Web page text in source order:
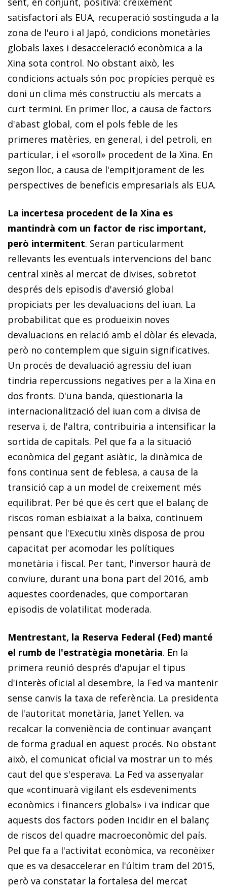
satisfactori als EUA, recuperació sostinguda a la
zona de l'euro i al Japó, condicions monetàries
globals laxes i desacceleració econòmica a la
Xina sota control. No obstant això, les
condicions actuals són poc propícies perquè es
doni un clima més constructiu als mercats a
curt termini. En primer lloc, a causa de factors
d'abast global, com el pols feble de les
primeres matèries, en general, i del petroli, en
particular, i el «soroll» procedent de la Xina. En
se­­gon lloc, a causa de l'empitjorament de les
perspectives de beneficis empresarials als EUA.
La incertesa procedent de la Xina es
mantindrà com un factor de risc important,
però intermitent. Seran particularment
rellevants les eventuals intervencions del banc
central xinès al mercat de divises, sobretot
després dels episodis d'aversió global
propiciats per les devaluacions del iuan. La
probabilitat que es produeixin noves
devaluacions en relació amb el dòlar és elevada,
però no contemplem que siguin significatives.
Un procés de devaluació agressiu del iuan
tindria repercussions negatives per a la Xina en
dos fronts. D'una banda, qüestionaria la
internacionalització del iuan com a divisa de
reserva i, de l'altra, contribuiria a intensificar la
sortida de capitals. Pel que fa a la situació
econòmica del gegant asiàtic, la dinàmica de
fons continua sent de feblesa, a causa de la
transició cap a un model de creixement més
equilibrat. Per bé que és cert que el ba­­lanç de
riscos roman esbiaixat a la baixa, continuem
pensant que l'Executiu xinès disposa de prou
capacitat per acomodar les polítiques
monetària i fiscal. Per tant, l'inversor haurà de
conviure, durant una bona part del 2016, amb
aquestes coordenades, que comportaran
episodis de volatilitat moderada.
Mentrestant, la Reserva Federal (Fed) manté
el rumb de l'es­­tra­­tègia monetària. En la
primera reunió després d'apujar el tipus
d'interès oficial al desembre, la Fed va mantenir
sense canvis la taxa de referència. La presidenta
de l'autoritat monetà­­ria, Janet Yellen, va
recalcar la conveniència de continuar avan­­çant
de forma gradual en aquest procés. No obstant
això, el co­­municat oficial va mostrar un to més
caut del que s'esperava. La Fed va assenyalar
que «continuarà vigilant els esdeveniments
econòmics i financers globals» i va indicar que
aquests dos factors poden incidir en el balanç
de riscos del quadre macroeconòmic del país.
Pel que fa a l'activitat econòmica, va reconèixer
que es va desaccelerar en l'últim tram del 2015,
però va constatar la fortalesa del mercat